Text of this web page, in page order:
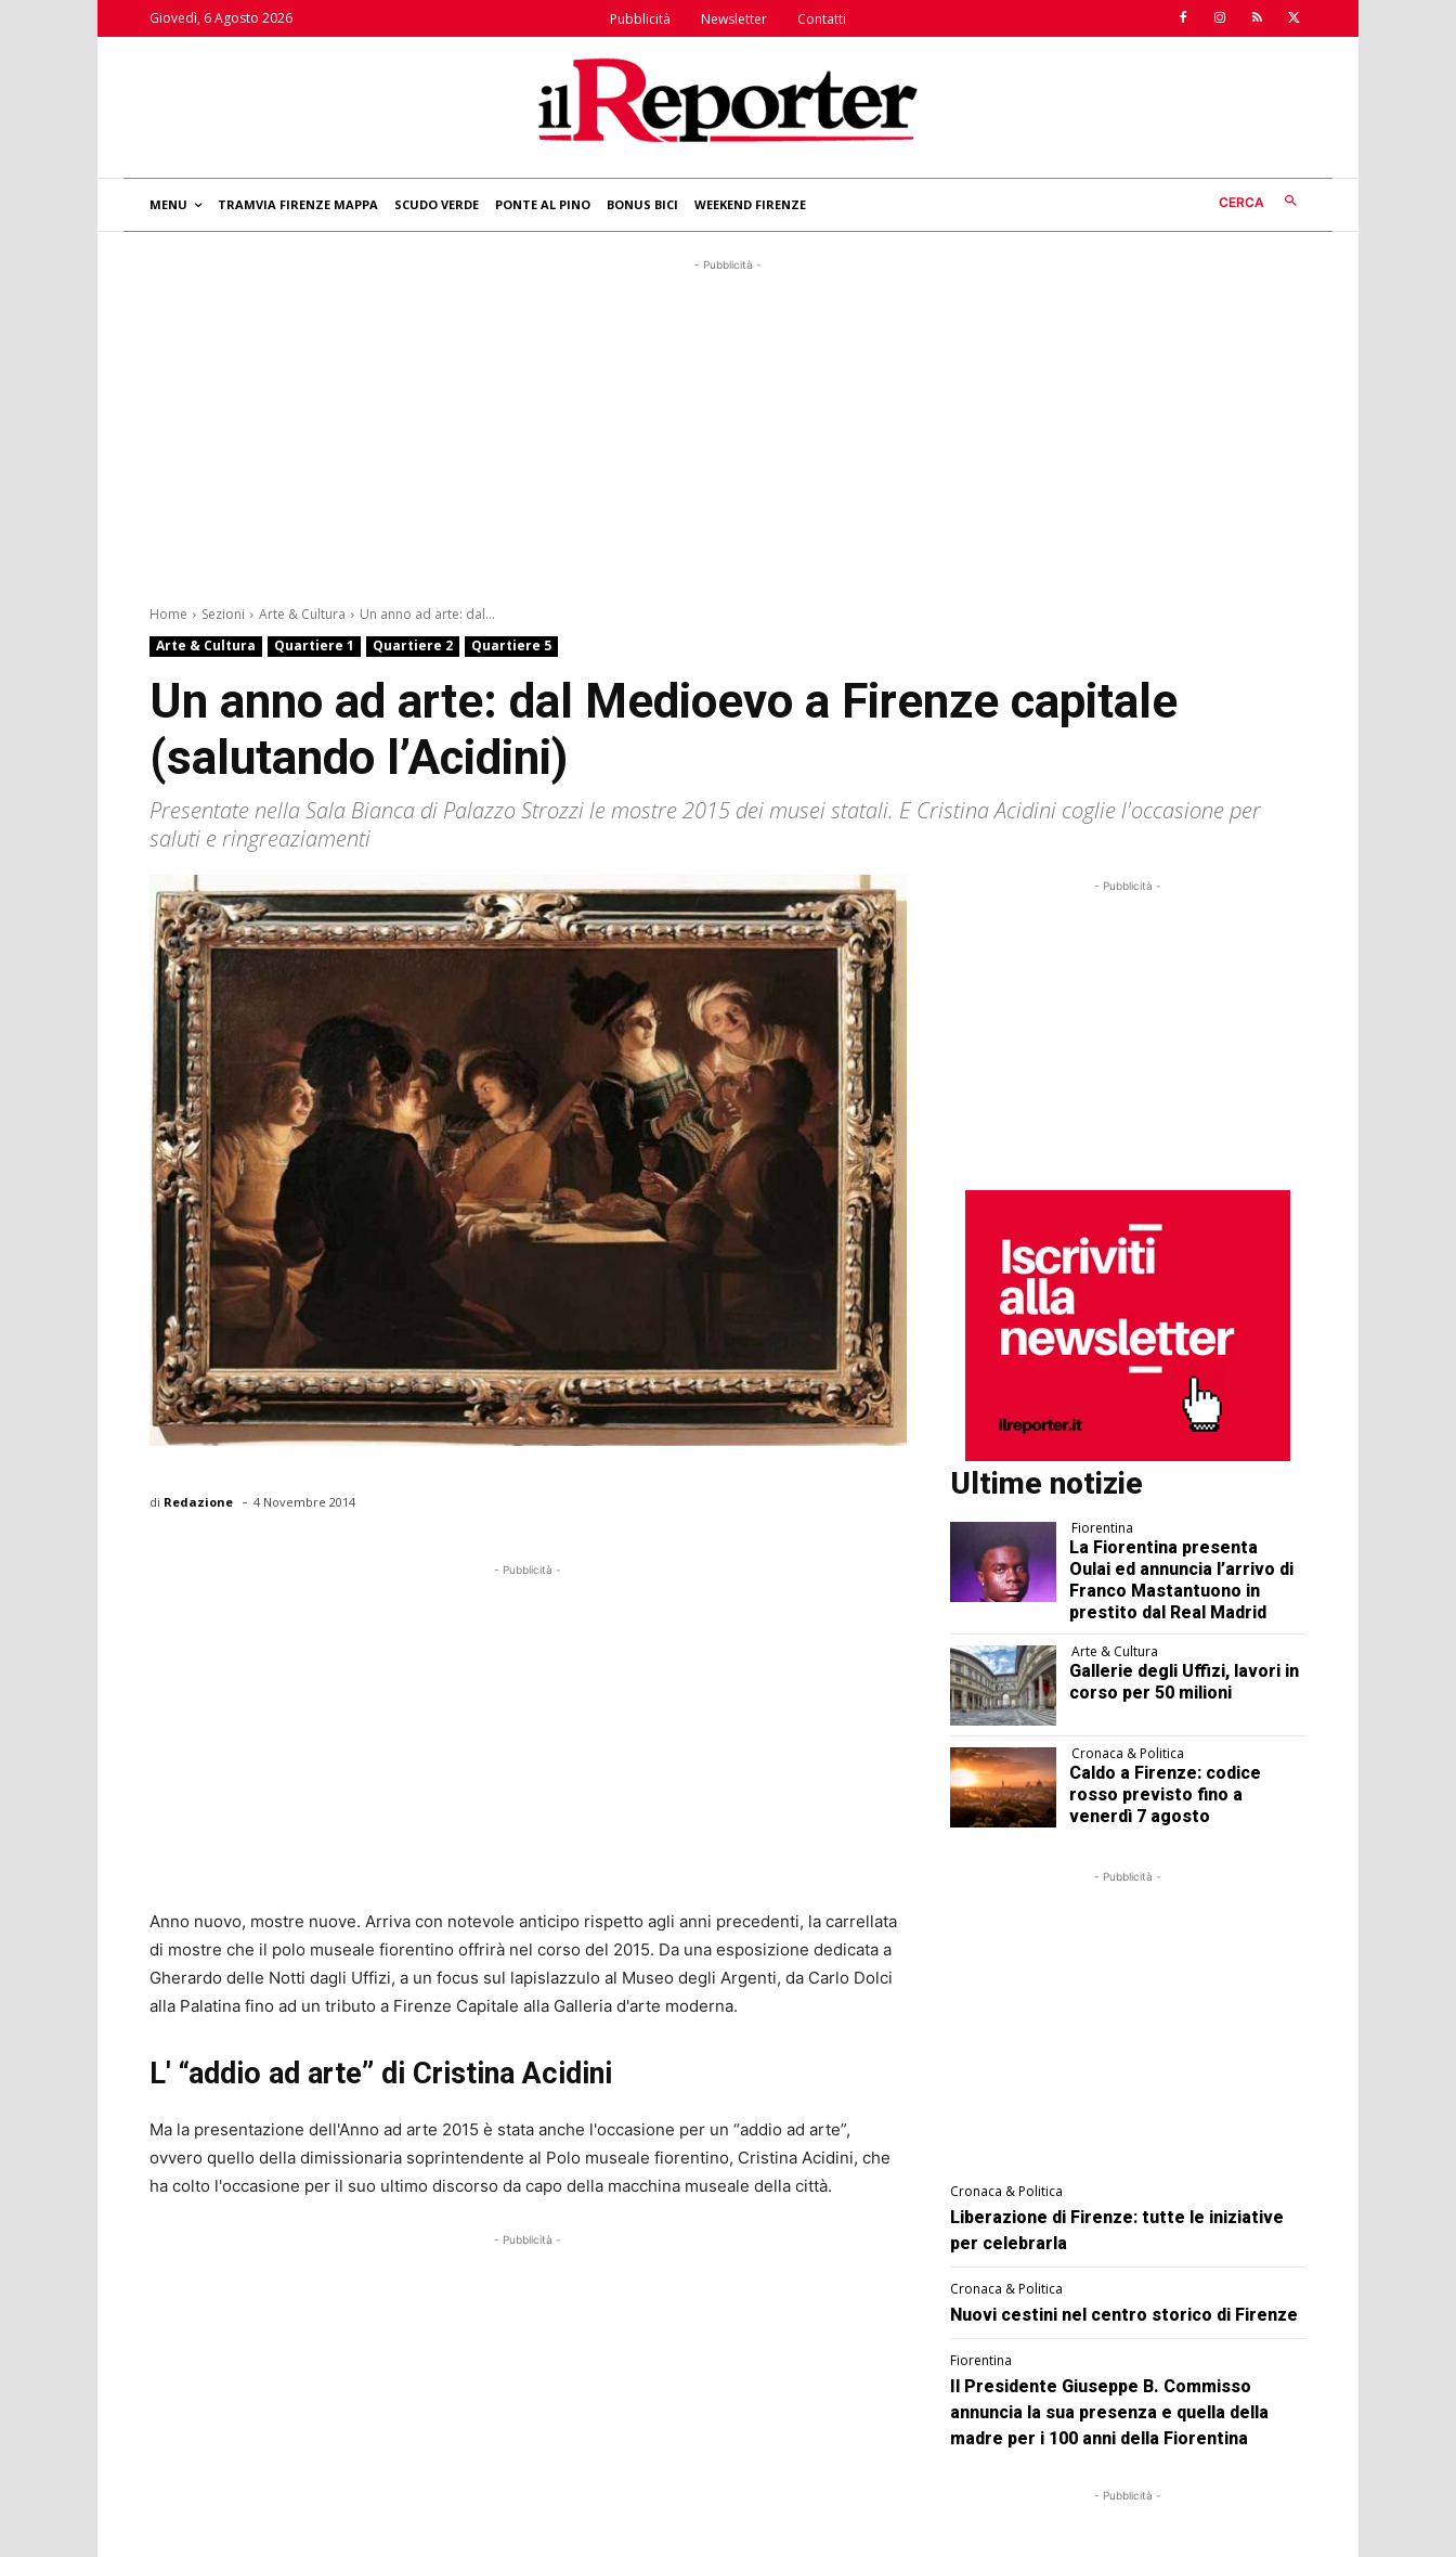
Giovedì, 6 Agosto 2026 Pubblicità Newsletter Contatti
MENU TRAMVIA FIRENZE MAPPA SCUDO VERDE PONTE AL PINO BONUS BICI WEEKEND FIRENZE CERCA
- Pubblicità -
Home Sezioni Arte & Cultura
Un anno ad arte: dal...
Arte & Cultura
Quartiere 1 Quartiere 2 Quartiere 5
Un anno ad arte: dal Medioevo a Firenze capitale
(salutando l’Acidini)
Presentate nella Sala Bianca di Palazzo Strozzi le mostre 2015 dei musei statali. E Cristina Acidini coglie l'occasione per
saluti e ringreaziamenti
di Redazione - 4 Novembre 2014
- Pubblicità -
Anno nuovo, mostre nuove. Arriva con notevole anticipo rispetto agli anni precedenti, la carrellata
di mostre che il polo museale fiorentino offrirà nel corso del 2015. Da una esposizione dedicata a
Gherardo delle Notti dagli Uffizi, a un focus sul lapislazzulo al Museo degli Argenti, da Carlo Dolci
alla Palatina fino ad un tributo a Firenze Capitale alla Galleria d'arte moderna.
L' “addio ad arte” di Cristina Acidini
Ma la presentazione dell'Anno ad arte 2015 è stata anche l'occasione per un “addio ad arte”,
ovvero quello della dimissionaria soprintendente al Polo museale fiorentino, Cristina Acidini, che
ha colto l'occasione per il suo ultimo discorso da capo della macchina museale della città.
- Pubblicità -
- Pubblicità -
Ultime notizie
Fiorentina
La Fiorentina presenta
Oulai ed annuncia l’arrivo di
Franco Mastantuono in
prestito dal Real Madrid
Arte & Cultura
Gallerie degli Uffizi, lavori in
corso per 50 milioni
Cronaca & Politica
Caldo a Firenze: codice
rosso previsto fino a
venerdì 7 agosto
- Pubblicità -
Cronaca & Politica
Liberazione di Firenze: tutte le iniziative
per celebrarla
Cronaca & Politica
Nuovi cestini nel centro storico di Firenze
Fiorentina
Il Presidente Giuseppe B. Commisso
annuncia la sua presenza e quella della
madre per i 100 anni della Fiorentina
- Pubblicità -